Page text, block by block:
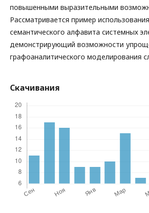
повышенными выразительными
Рассматривается пример
семантического алфавита системных
демонстрирующий возможности
графоаналитического моделирования
Скачивания